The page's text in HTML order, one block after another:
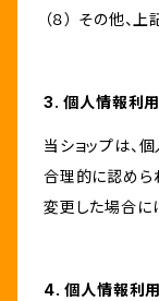
（８） その他、
3. 個人情報利
当ショップは、
合理的に認めら
変更した場合に
4. 個人情報利